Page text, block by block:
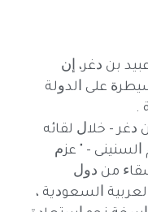
ﺑﻦ ﺩﻏﺮ، ﺇﻥ
ﻋﻠﻰ ﺍﻟﺪﻭﻟﺔ
.
ﺩﻏﺮ - ﺧﻼﻝ ﻟﻘﺎﺋﻪ
- " ﻋﺰﻡ
ﻣﻦ ﺩﻭﻝ
ﺍﻟﺴﻌﻮﺩﻳﺔ ،